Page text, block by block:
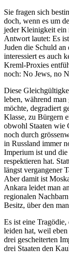
Sie fragen sich
doch, wenn es um
jeder Kleinigkeit ein
Antwort lautet: Es
Juden die Schuld
interessiert es auch
Kreml-Proxies
noch: No Jews, no
Diese
leben, während
möchte, degradiert
Klasse, zu Bürgern
obwohl Staaten wie
noch durch
in Russland immer
Imperium ist und
respektieren hat.
längst vergangener
Aber damit ist
Ankara leidet man
regionalen
Besitz, über den
Es ist eine Tragödie,
leiden hat, weil
drei gescheiterten
drei Staaten den